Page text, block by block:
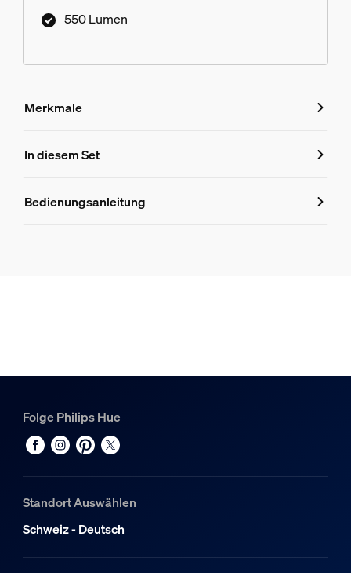
550 Lumen
Merkmale
Merkmale
8719514871038
In diesem Set
Bedienungsanleitung
Folge Philips Hue
Standort Auswählen
Schweiz - Deutsch